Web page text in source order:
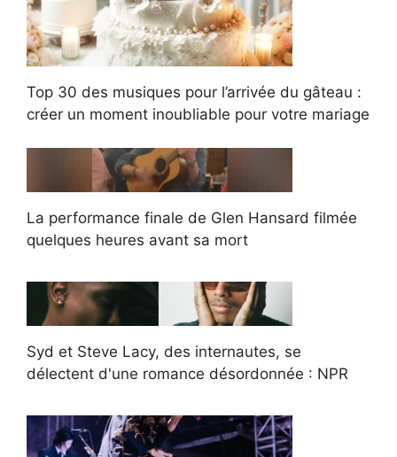
Top 30 des musiques pour l’arrivée du gâteau :
créer un moment inoubliable pour votre mariage
La performance finale de Glen Hansard filmée
quelques heures avant sa mort
Syd et Steve Lacy, des internautes, se
délectent d'une romance désordonnée : NPR